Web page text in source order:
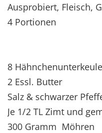
Ausprobiert, Fleisch,
4 Portionen
8
2 Essl. Butter
Salz & schwarzer
Je 1/2 TL Zimt und
300 Gramm Möhren